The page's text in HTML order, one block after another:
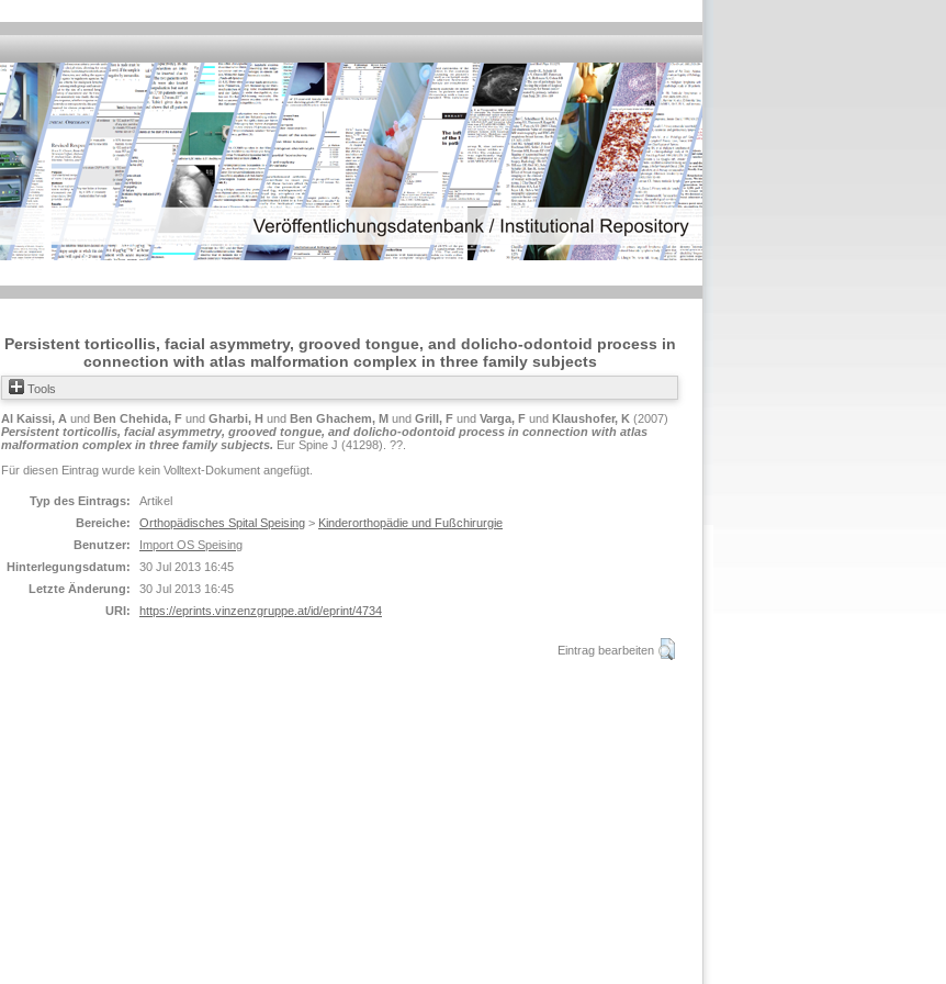
Persistent torticollis, facial asymmetry, grooved tongue, and dolicho-odontoid process in
connection with atlas malformation complex in three family subjects
Tools
Al Kaissi, A und Ben Chehida, F und Gharbi, H und Ben Ghachem, M und Grill, F und Varga, F und Klaushofer, K (2007)
Persistent torticollis, facial asymmetry, grooved tongue, and dolicho-odontoid process in connection with atlas
malformation complex in three family subjects. Eur Spine J (41298). ??.
Für diesen Eintrag wurde kein Volltext-Dokument angefügt.
Typ des Eintrags:
Artikel
Bereiche:
Orthopädisches Spital Speising > Kinderorthopädie und Fußchirurgie
Benutzer:
Import OS Speising
Hinterlegungsdatum:
30 Jul 2013 16:45
Letzte Änderung:
30 Jul 2013 16:45
URI:
https://eprints.vinzenzgruppe.at/id/eprint/4734
Eintrag bearbeiten